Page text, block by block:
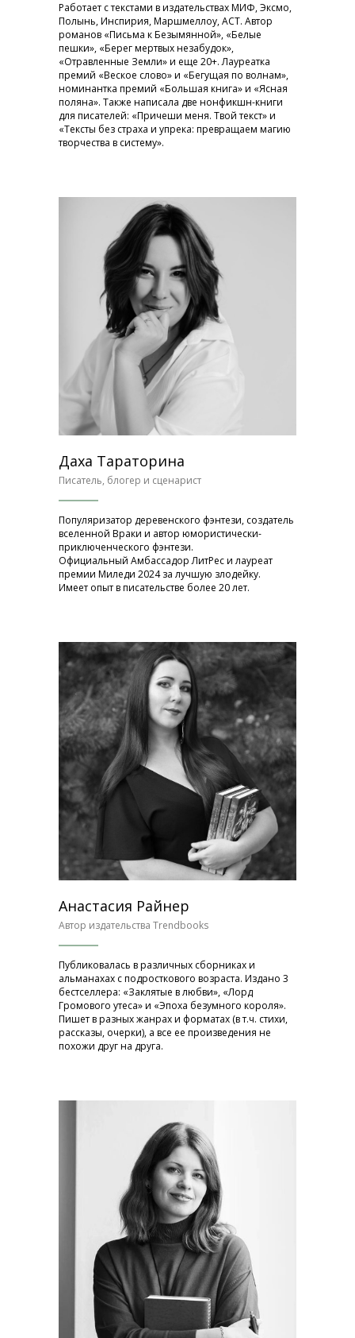
Работает с текстами в издательствах МИФ, Эксмо,
Полынь, Инспирия, Маршмеллоу, АСТ. Автор
романов «Письма к Безымянной», «Белые
пешки», «Берег мертвых незабудок»,
«Отравленные Земли» и еще 20+. Лауреатка
премий «Веское слово» и «Бегущая по волнам»,
номинантка премий «Большая книга» и «Ясная
поляна». Также написала две нонфикшн-книги
для писателей: «Причеши меня. Твой текст» и
«Тексты без страха и упрека: превращаем магию
творчества в систему».
Даха Тараторина
Писатель, блогер и сценарист
Популяризатор деревенского фэнтези, создатель
вселенной Враки и автор юмористически-
приключенческого фэнтези.
Официальный Амбассадор ЛитРес и лауреат
премии Миледи 2024 за лучшую злодейку.
Имеет опыт в писательстве более 20 лет.
Анастасия Райнер
Автор издательства Trendbooks
Публиковалась в различных сборниках и
альманахах с подросткового возраста. Издано 3
бестселлера: «Заклятые в любви», «Лорд
Громового утеса» и «Эпоха безумного короля».
Пишет в разных жанрах и форматах (в т.ч. стихи,
рассказы, очерки), а все ее произведения не
похожи друг на друга.